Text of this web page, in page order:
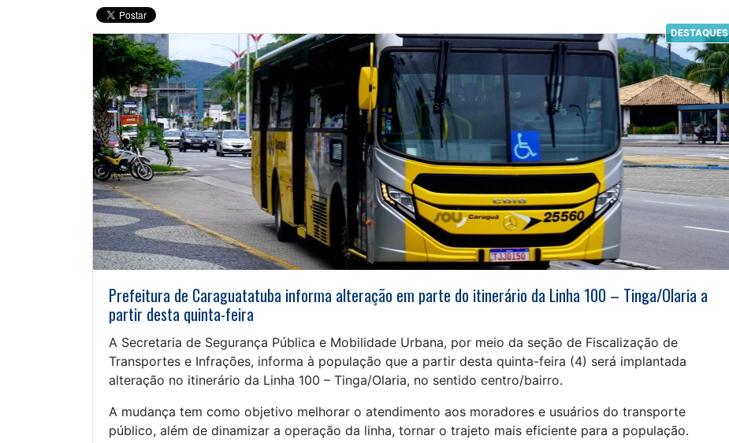
DESTAQUES
Prefeitura de Caraguatatuba informa alteração em parte do itinerário da Linha 100 – Tinga/Olaria a
partir desta quinta-feira
A Secretaria de Segurança Pública e Mobilidade Urbana, por meio da seção de Fiscalização de
Transportes e Infrações, informa à população que a partir desta quinta-feira (4) será implantada
alteração no itinerário da Linha 100 – Tinga/Olaria, no sentido centro/bairro.
A mudança tem como objetivo melhorar o atendimento aos moradores e usuários do transporte
público, além de dinamizar a operação da linha, tornar o trajeto mais eficiente para a população.